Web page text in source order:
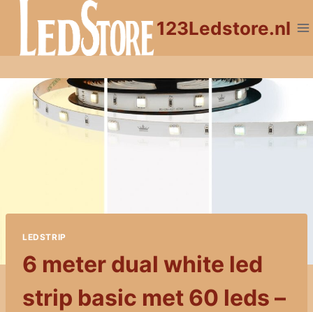
Doorgaan
inhoud
123Ledstore.nl
LEDSTRIP
6 meter dual white led
strip basic met 60 leds –